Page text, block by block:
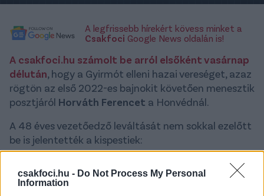
csakfoci.hu - Do Not Process My Personal
Information
A legfrissebb hírekért kövess minket a
Csakfoci Google News oldalán is!
A csakfoci.hu számolt be arról elsőként vasárnap
délután, hogy a Gyirmót elleni hazai vereséget, azaz
rögtön az első 2022-es bajnokit követően menesztik
posztjáról Horváth Ferencet a Honvédnál.
A 48 éves vezetőedző leváltását nem sokkal ezelőtt
be is jelentették a kispestiek:
hatállyal szerződést bontott a Budapest Honvéd FC